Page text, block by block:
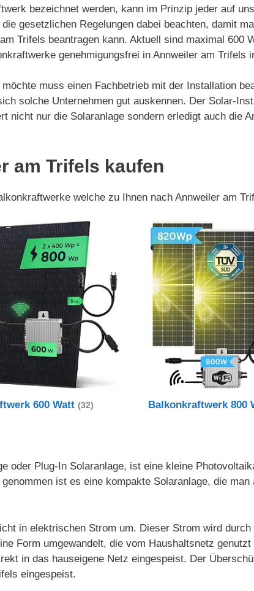
bezeichnet werden, kann im Prinzip jeder auf
gesetzlichen Regelungen dabei beachten, damit
Trifels beantragen kann. Aktuell sind maximal 600
genehmigungsfrei in Annweiler am Trifels
muss einen Fachbetrieb mit der Installation
solche Unternehmen gut auskennen. Der Solar-
nicht nur die Solaranlage sondern erledigt auch die
am Trifels kaufen
welche zu Ihnen nach Annweiler am
600 Watt(32) Balkonkraftwerk 800
oder Plug-In Solaranlage, ist eine kleine
ist es eine kompakte Solaranlage, die
in elektrischen Strom um. Dieser Strom wird durch
Form umgewandelt, die vom Haushaltsnetz genutzt
in das hauseigene Netz eingespeist. Der
eingespeist.